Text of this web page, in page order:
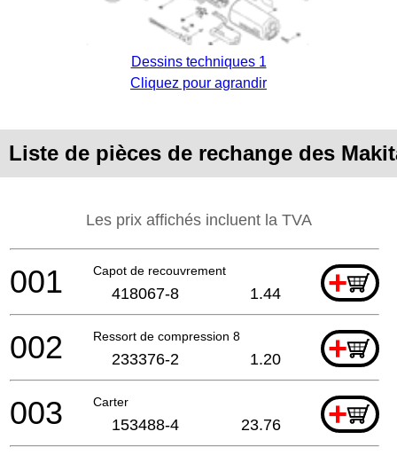
Dessins techniques 1
Cliquez pour agrandir
Liste de pièces de rechange des
Les prix affichés incluent la TVA
Capot de recouvrement +
001 418067-8 1.44
Ressort de compression 8 +
002 233376-2 1.20
Carter +
003 153488-4 23.76